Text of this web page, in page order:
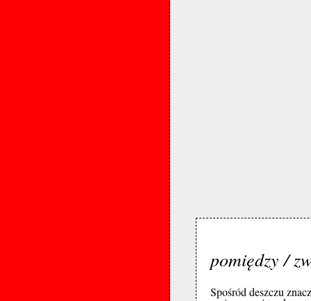
pomiędzy /
Spośród deszczu